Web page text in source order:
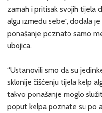
zamah i pritisak svojih tijela
algu između sebe”, dodala
ponašanje poznato samo
ubojica.
“Ustanovili smo da su
sklonije čišćenju tijela kelp
takvo ponašanje moglo
poput kelpa poznate su po